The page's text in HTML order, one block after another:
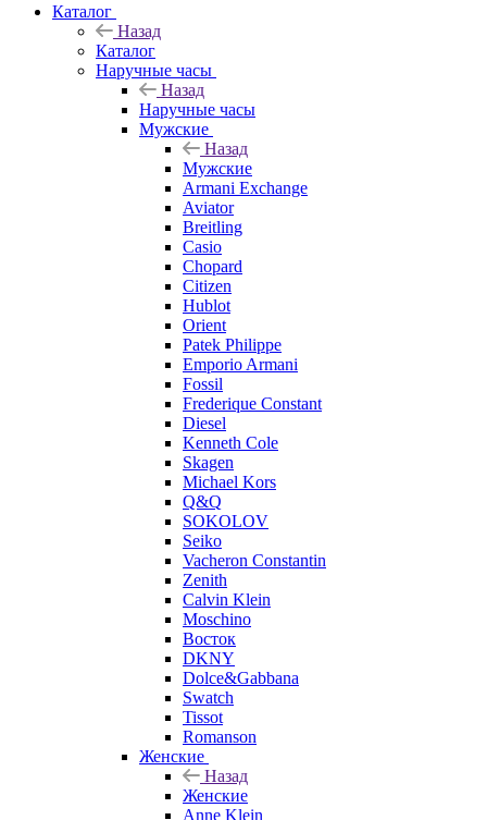
Каталог
Назад
Каталог
Наручные часы
Назад
Наручные часы
Мужские
Назад
Мужские
Armani Exchange
Aviator
Breitling
Casio
Chopard
Citizen
Hublot
Orient
Patek Philippe
Emporio Armani
Fossil
Frederique Constant
Diesel
Kenneth Cole
Skagen
Michael Kors
Q&Q
SOKOLOV
Seiko
Vacheron Constantin
Zenith
Calvin Klein
Moschino
Восток
DKNY
Dolce&Gabbana
Swatch
Tissot
Romanson
Женские
Назад
Женские
Anne Klein